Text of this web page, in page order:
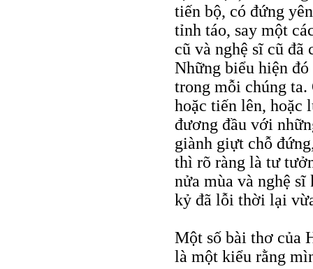
tiến bộ, có đứng
tỉnh táo, say một
cũ và nghệ sĩ cũ
Những biểu hiện
trong mỗi chúng ta.
hoặc tiến lên, hoặc
đương đầu với
giành giựt chỗ
thì rõ ràng là tư
nửa mùa và nghệ
kỷ đã lỗi thời lại
Một số bài thơ của
là một kiểu rằng